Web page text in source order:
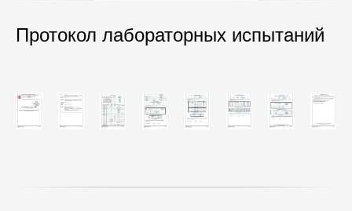
Протокол лабораторных испытаний